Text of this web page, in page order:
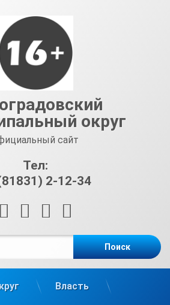
округ
сайт
Тел:
2-12-34
RSS E-mailВКонтакте
Власть